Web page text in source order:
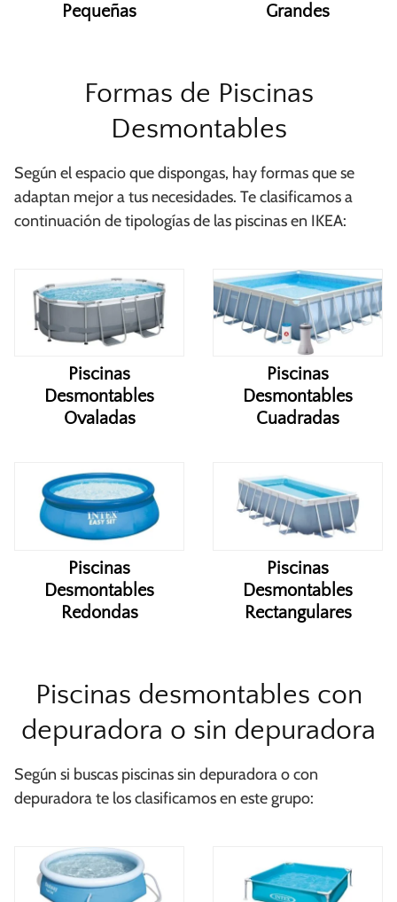
Pequeñas
Grandes
Formas de Piscinas
Desmontables
Según el espacio que dispongas, hay formas que se
adaptan mejor a tus necesidades. Te clasificamos a
continuación de tipologías de las piscinas en IKEA:
Piscinas
Desmontables
Ovaladas
Piscinas
Desmontables
Cuadradas
Piscinas
Desmontables
Redondas
Piscinas
Desmontables
Rectangulares
Piscinas desmontables con
depuradora o sin depuradora
Según si buscas piscinas sin depuradora o con
depuradora te los clasificamos en este grupo: